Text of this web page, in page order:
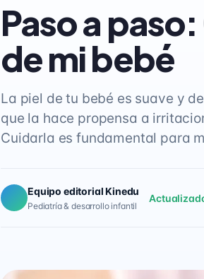
Paso a
de mi bebé
La piel de tu bebé es suave y
que la hace propensa a
Cuidarla es fundamental para
Equipo editorial Kinedu
Pediatría & desarrollo infantil